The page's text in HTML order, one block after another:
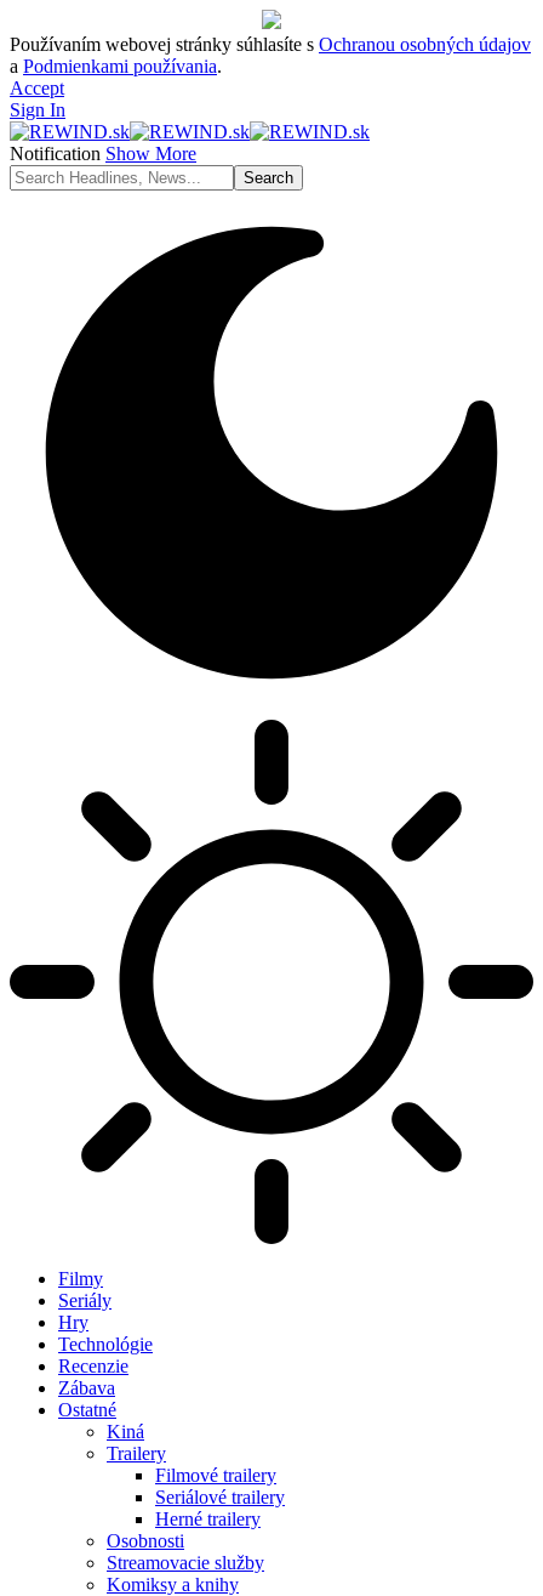
Používaním webovej stránky súhlasíte s Ochranou osobných údajov
a Podmienkami používania.
Accept
Sign In
Notification Show More
Filmy
Seriály
Hry
Technológie
Recenzie
Zábava
Ostatné
Kiná
Trailery
Filmové trailery
Seriálové trailery
Herné trailery
Osobnosti
Streamovacie služby
Komiksy a knihy